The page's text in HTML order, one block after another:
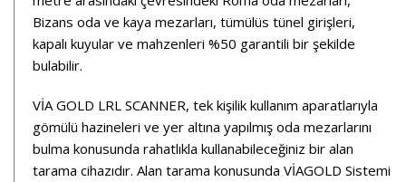
Bizans oda ve kaya mezarları, tümülüs tünel girişleri,
kapalı kuyular ve mahzenleri %50 garantili bir şekilde
bulabilir.
VİA GOLD LRL SCANNER, tek kişilik kullanım aparatlarıyla
gömülü hazineleri ve yer altına yapılmış oda mezarlarını
bulma konusunda rahatlıkla kullanabileceğiniz bir alan
tarama cihazıdır. Alan tarama konusunda VİAGOLD Sistemi